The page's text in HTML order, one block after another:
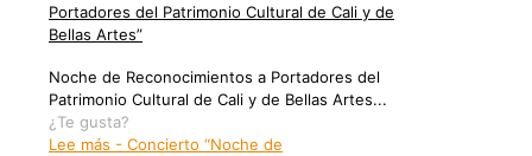
Portadores del Patrimonio Cultural de Cali y de
Bellas Artes”
Noche de Reconocimientos a Portadores del
Patrimonio Cultural de Cali y de Bellas Artes...
¿Te gusta?
Lee más - Concierto “Noche de